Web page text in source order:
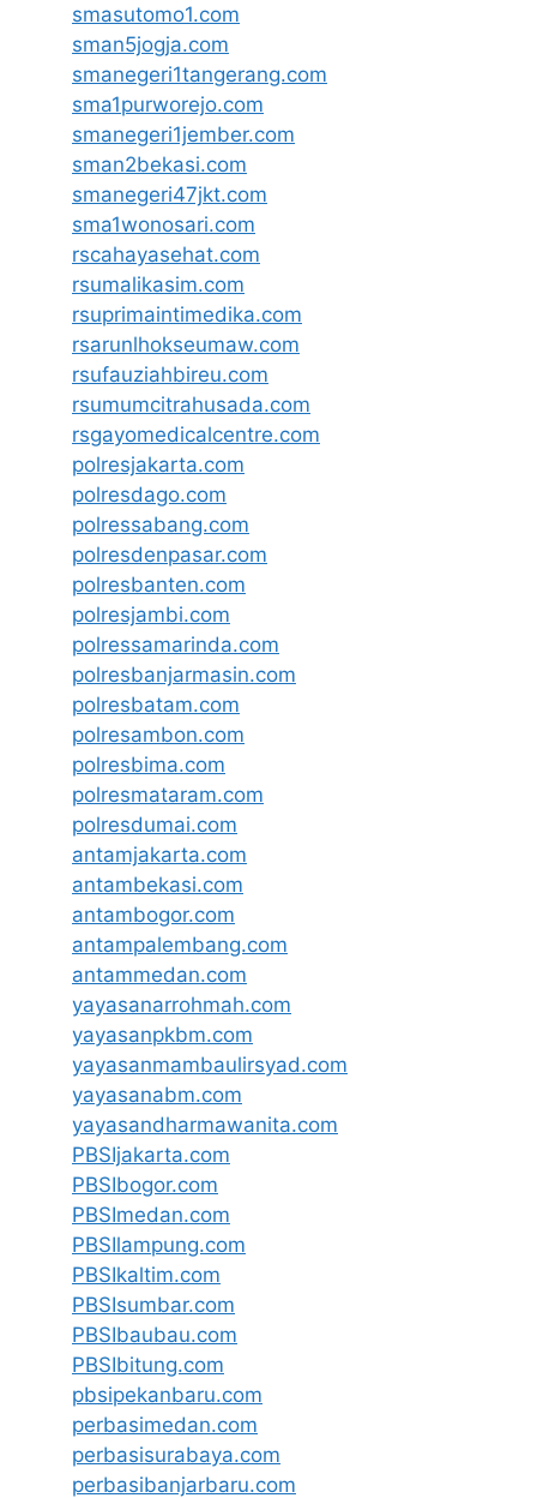
smasutomo1.com
sman5jogja.com
smanegeri1tangerang.com
sma1purworejo.com
smanegeri1jember.com
sman2bekasi.com
smanegeri47jkt.com
sma1wonosari.com
rscahayasehat.com
rsumalikasim.com
rsuprimaintimedika.com
rsarunlhokseumaw.com
rsufauziahbireu.com
rsumumcitrahusada.com
rsgayomedicalcentre.com
polresjakarta.com
polresdago.com
polressabang.com
polresdenpasar.com
polresbanten.com
polresjambi.com
polressamarinda.com
polresbanjarmasin.com
polresbatam.com
polresambon.com
polresbima.com
polresmataram.com
polresdumai.com
antamjakarta.com
antambekasi.com
antambogor.com
antampalembang.com
antammedan.com
yayasanarrohmah.com
yayasanpkbm.com
yayasanmambaulirsyad.com
yayasanabm.com
yayasandharmawanita.com
PBSIjakarta.com
PBSIbogor.com
PBSImedan.com
PBSIlampung.com
PBSIkaltim.com
PBSIsumbar.com
PBSIbaubau.com
PBSIbitung.com
pbsipekanbaru.com
perbasimedan.com
perbasisurabaya.com
perbasibanjarbaru.com